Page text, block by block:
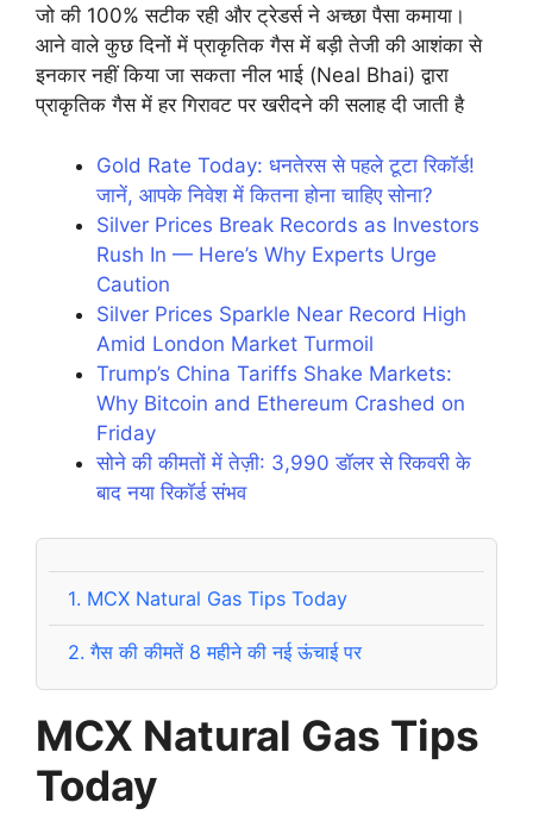
जो की 100% सटीक रही और ट्रेडर्स ने अच्छा पैसा कमाया।
आने वाले कुछ दिनों में प्राकृतिक गैस में बड़ी तेजी की आशंका से
इनकार नहीं किया जा सकता नील भाई (Neal Bhai) द्वारा
प्राकृतिक गैस में हर गिरावट पर खरीदने की सलाह दी जाती है
Gold Rate Today: धनतेरस से पहले टूटा रिकॉर्ड!
जानें, आपके निवेश में कितना होना चाहिए सोना?
Silver Prices Break Records as Investors
Rush In — Here’s Why Experts Urge
Caution
Silver Prices Sparkle Near Record High
Amid London Market Turmoil
Trump’s China Tariffs Shake Markets:
Why Bitcoin and Ethereum Crashed on
Friday
सोने की कीमतों में तेज़ी: 3,990 डॉलर से रिकवरी के
बाद नया रिकॉर्ड संभव
1. MCX Natural Gas Tips Today
2. गैस की कीमतें 8 महीने की नई ऊंचाई पर
MCX Natural Gas Tips
Today